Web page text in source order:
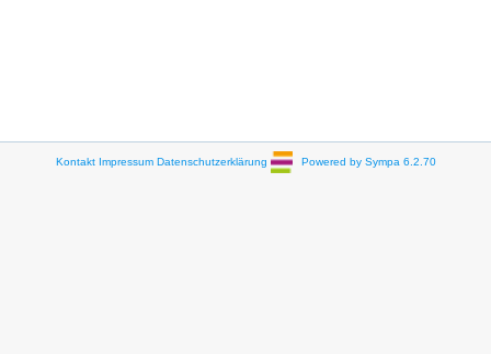
Kontakt Impressum Datenschutzerklärung Powered by Sympa 6.2.70